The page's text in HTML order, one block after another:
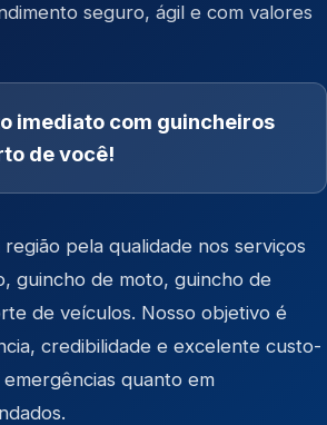
seguro, ágil e com valores
imediato com guincheiros
de você!
pela qualidade nos serviços
, guincho de moto, guincho de
de veículos. Nosso objetivo é
credibilidade e excelente custo-
quanto em